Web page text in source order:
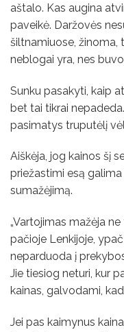
aštalo. Kas augina
paveikė. Daržovės
šiltnamiuose, žinoma,
neblogai yra, nes
Sunku pasakyti, kaip
bet tai tikrai
pasimatys truputėlį
Aiškėja, jog kainos šį
priežastimi esą
sumažėjimą.
„Vartojimas mažėja
pačioje Lenkijoje,
neparduoda į
Jie tiesiog neturi, kur
kainas, galvodami,
Jei pas kaimynus